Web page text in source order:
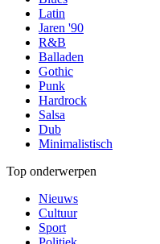
Latin
Jaren '90
R&B
Balladen
Gothic
Punk
Hardrock
Salsa
Dub
Minimalistisch
Top onderwerpen
Nieuws
Cultuur
Sport